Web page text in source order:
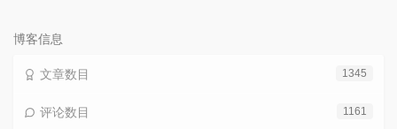
博客信息
1345
文章数目
1161
评论数目